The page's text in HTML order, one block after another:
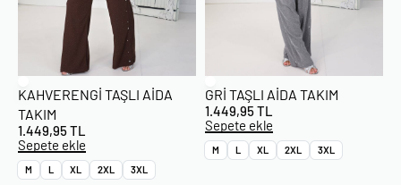
KAHVERENGI TAŞLI AIDA
TAKIM
1.449,95TL
Sepete ekle
M L XL 2XL 3XL
GRI TAŞLI AIDA TAKIM
1.449,95TL
Sepete ekle
M L XL 2XL 3XL